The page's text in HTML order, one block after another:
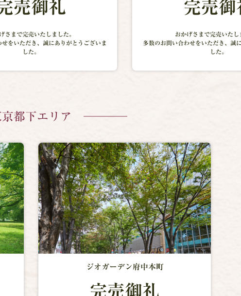
売御礼
さまで完売いたしました。
をいただき、 誠にありがとうございま
した。
完売御
おかげさまで完売いたし
多数のお問い合わせをいただき、 誠
した。
京都下エリア
ジオガーデン府中本町
完売御礼